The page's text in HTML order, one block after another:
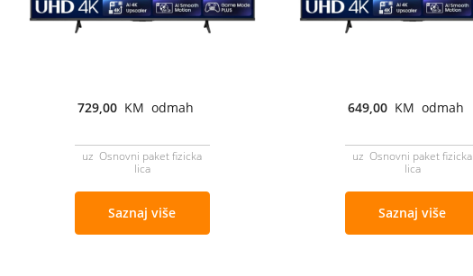
729,00 KM odmah
uz Osnovni paket fizicka
lica
Saznaj više
649,00 KM odmah
uz Osnovni paket fizicka
lica
Saznaj više